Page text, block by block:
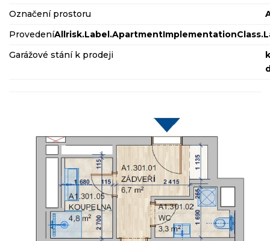
Označení prostoru
Provedení
Garážové stání k prodeji